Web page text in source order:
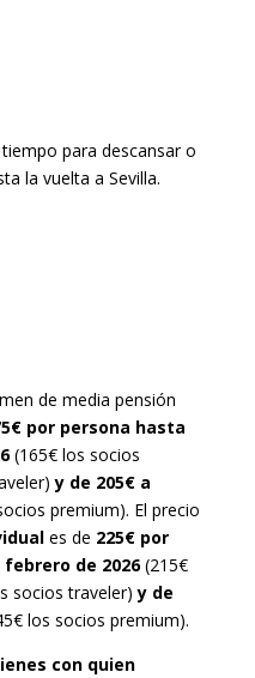
para descansar o
la vuelta a Sevilla.
de media pensión
por persona hasta
(165€ los socios
y de 205€ a
premium). El precio
es de 225€ por
de 2026(215€
socios traveler)y de
los socios premium).
con quien